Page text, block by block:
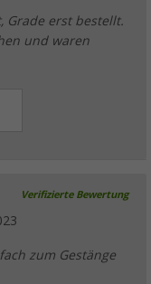
Grade erst bestellt.
und waren
Verifizierte Bewertung
zum Gestänge